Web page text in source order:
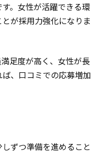
。女性が活躍できる環
が採用力強化になりま
足度が高く、女性が長
、口コミでの応募増加
ずつ準備を進めること